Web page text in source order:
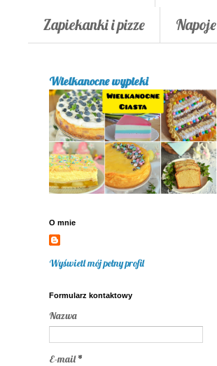
Zapiekanki i pizze
Napoje
Wielkanocne wypieki
O mnie
Wyświetl mój pełny profil
Formularz kontaktowy
Nazwa
E-mail*